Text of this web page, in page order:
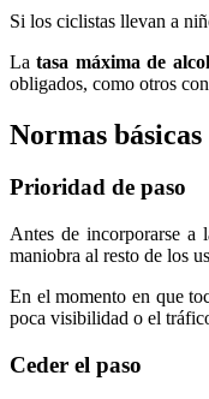
Si los ciclistas llevan a
Latasa máxima de
obligados, como otros
Normas
Prioridad de paso
Antes de incorporarse a
maniobra al resto de los
En el momento en que
poca visibilidad o el
Ceder el paso